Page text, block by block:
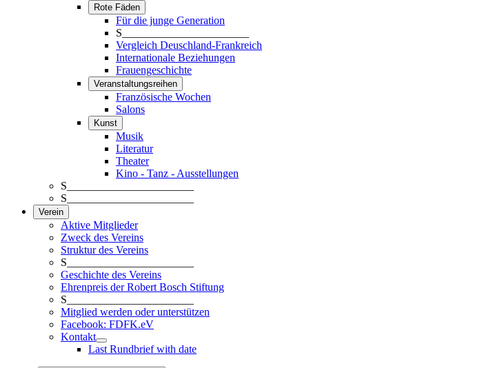
Rote Fäden
Für die junge Generation
S_______________________
Vergleich Deuschland-Frankreich
Internationale Beziehungen
Frauengeschichte
Veranstaltungsreihen
Französische Wochen
Salons
Kunst
Musik
Literatur
Theater
Kino - Tanz - Ausstellungen
S_______________________
S_______________________
Verein
Aktive Mitglieder
Zweck des Vereins
Struktur des Vereins
S_______________________
Geschichte des Vereins
Ehrenpreis der Robert Bosch Stiftung
S_______________________
Mitglied werden oder unterstützen
Facebook: FDFK.eV
Kontakt
Last Rundbrief with date